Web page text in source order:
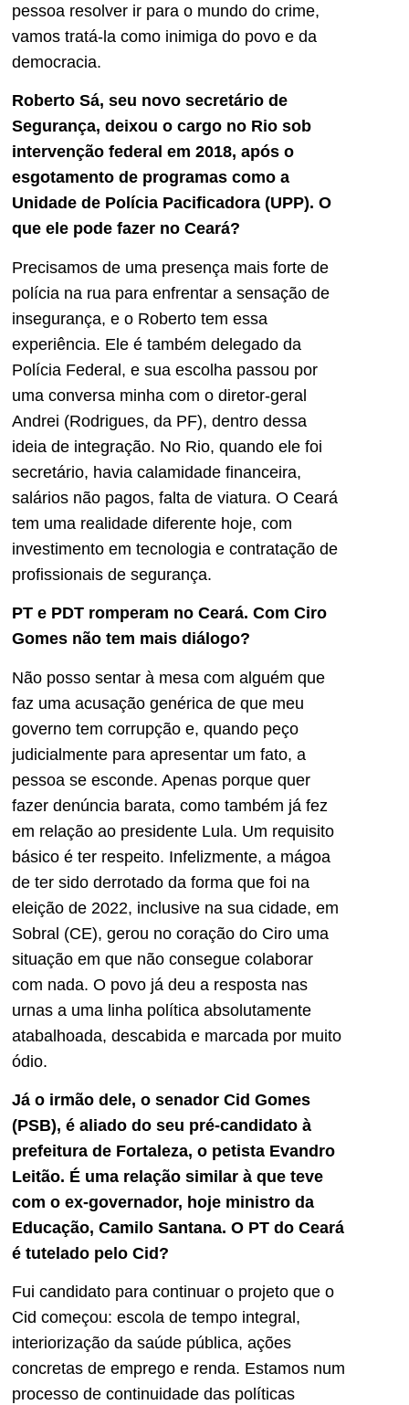
pessoa resolver ir para o mundo do crime,
vamos tratá-la como inimiga do povo e da
democracia.
Roberto Sá, seu novo secretário de
Segurança, deixou o cargo no Rio sob
intervenção federal em 2018, após o
esgotamento de programas como a
Unidade de Polícia Pacificadora (UPP). O
que ele pode fazer no Ceará?
Precisamos de uma presença mais forte de
polícia na rua para enfrentar a sensação de
insegurança, e o Roberto tem essa
experiência. Ele é também delegado da
Polícia Federal, e sua escolha passou por
uma conversa minha com o diretor-geral
Andrei (Rodrigues, da PF), dentro dessa
ideia de integração. No Rio, quando ele foi
secretário, havia calamidade financeira,
salários não pagos, falta de viatura. O Ceará
tem uma realidade diferente hoje, com
investimento em tecnologia e contratação de
profissionais de segurança.
PT e PDT romperam no Ceará. Com Ciro
Gomes não tem mais diálogo?
Não posso sentar à mesa com alguém que
faz uma acusação genérica de que meu
governo tem corrupção e, quando peço
judicialmente para apresentar um fato, a
pessoa se esconde. Apenas porque quer
fazer denúncia barata, como também já fez
em relação ao presidente Lula. Um requisito
básico é ter respeito. Infelizmente, a mágoa
de ter sido derrotado da forma que foi na
eleição de 2022, inclusive na sua cidade, em
Sobral (CE), gerou no coração do Ciro uma
situação em que não consegue colaborar
com nada. O povo já deu a resposta nas
urnas a uma linha política absolutamente
atabalhoada, descabida e marcada por muito
ódio.
Já o irmão dele, o senador Cid Gomes
(PSB), é aliado do seu pré-candidato à
prefeitura de Fortaleza, o petista Evandro
Leitão. É uma relação similar à que teve
com o ex-governador, hoje ministro da
Educação, Camilo Santana. O PT do Ceará
é tutelado pelo Cid?
Fui candidato para continuar o projeto que o
Cid começou: escola de tempo integral,
interiorização da saúde pública, ações
concretas de emprego e renda. Estamos num
processo de continuidade das políticas